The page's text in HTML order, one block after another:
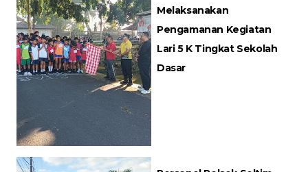
Melaksanakan
Pengamanan Kegiatan
Lari 5 K Tingkat Sekolah
Dasar